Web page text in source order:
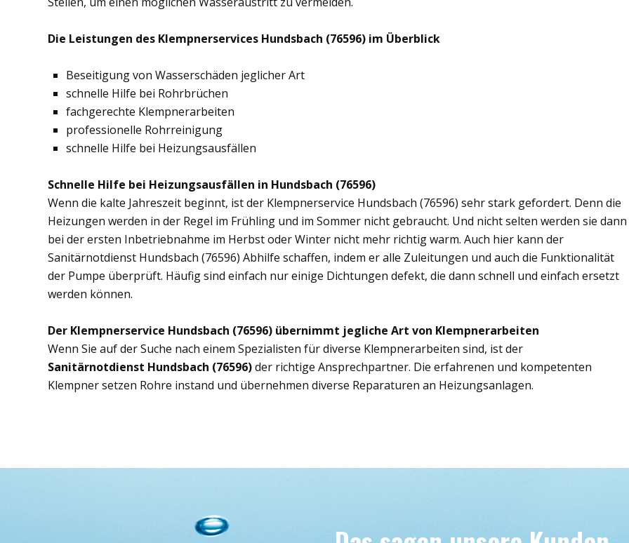
Die Leistungen des Klempnerservices Hundsbach (76596) im Überblick
Beseitigung von Wasserschäden jeglicher Art
schnelle Hilfe bei Rohrbrüchen
fachgerechte Klempnerarbeiten
professionelle Rohrreinigung
schnelle Hilfe bei Heizungsausfällen
Schnelle Hilfe bei Heizungsausfällen in Hundsbach (76596)
Wenn die kalte Jahreszeit beginnt, ist der Klempnerservice Hundsbach (76596) sehr stark gefordert. Denn die
Heizungen werden in der Regel im Frühling und im Sommer nicht gebraucht. Und nicht selten werden sie dann
bei der ersten Inbetriebnahme im Herbst oder Winter nicht mehr richtig warm. Auch hier kann der
Sanitärnotdienst Hundsbach (76596) Abhilfe schaffen, indem er alle Zuleitungen und auch die Funktionalität
der Pumpe überprüft. Häufig sind einfach nur einige Dichtungen defekt, die dann schnell und einfach ersetzt
werden können.
Der Klempnerservice Hundsbach (76596) übernimmt jegliche Art von Klempnerarbeiten
Wenn Sie auf der Suche nach einem Spezialisten für diverse Klempnerarbeiten sind, ist der
Sanitärnotdienst Hundsbach (76596)der richtige Ansprechpartner. Die erfahrenen und kompetenten
Klempner setzen Rohre instand und übernehmen diverse Reparaturen an Heizungsanlagen.